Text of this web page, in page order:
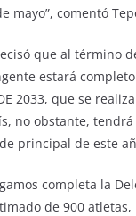
mayo”, comentó
que al término
estará
2033, que se
no obstante, tendrá
principal de este
completa la
de 900